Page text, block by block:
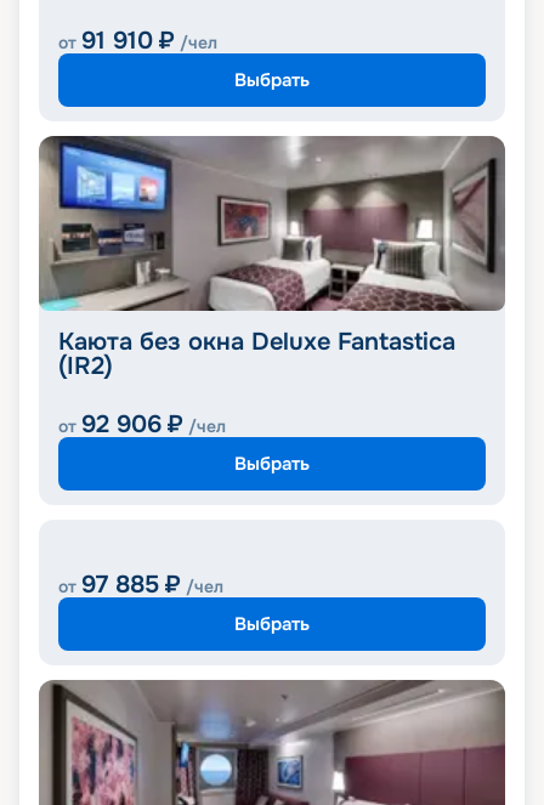
от 91 910 ₽ /чел
Выбрать
Каюта без окна Deluxe Fantastica
(IR2)
от 92 906 ₽ /чел
Выбрать
от 97 885 ₽ /чел
Выбрать